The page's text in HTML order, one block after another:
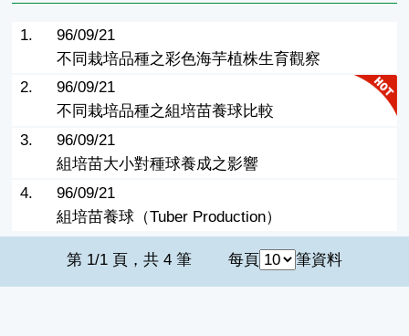
1.
96/09/21
不同栽培品種之彩色海芋植株生育觀察
2.
96/09/21
不同栽培品種之組培苗養球比較
3.
96/09/21
組培苗大小對種球養成之影響
4.
96/09/21
組培苗養球（Tuber Production）
第 1/1 頁，共 4 筆 每頁 筆資料